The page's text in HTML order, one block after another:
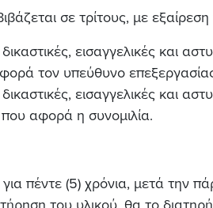
σε τρίτους, με
εισαγγελικές και
τον υπεύθυνο
εισαγγελικές και
αφορά η συνομιλία.
πέντε (5) χρόνια, μετά την